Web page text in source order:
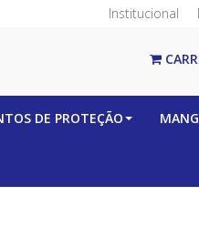
Institucional
DE PROTEÇÃO